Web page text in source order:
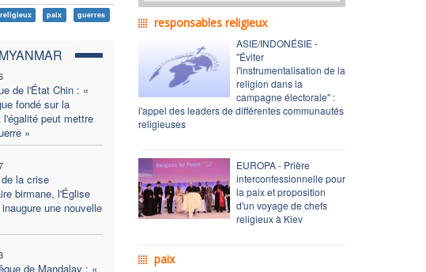
paix guerres
MYANMAR
de l'État Chin : «
fondé sur la
peut mettre
»
la crise
birmane, l'Église
une nouvelle
de Mandalay : «
responsables religieux
ASIE/INDONÉSIE -
"Éviter
l'instrumentalisation de la
religion dans la
campagne électorale" :
l'appel des leaders de différentes communautés
religieuses
EUROPA - Prière
interconfessionnelle pour
la paix et proposition
d'un voyage de chefs
religieux à Kiev
paix